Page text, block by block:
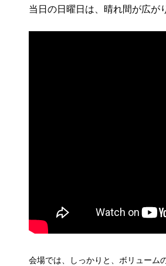
当日の日曜日は、晴れ間が広が
会場では、しっかりと、ボリューム